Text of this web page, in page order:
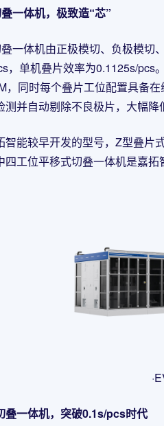
一体机，极致造“芯”
一体机由正极模切、负极模切
，单机叠片效率为0.1125s/pcs
，同时每个叠片工位配置具备
测并自动剔除不良极片，大幅降
智能较早开发的型号，Z型叠片
四工位平移式切叠一体机是嘉拓
叠一体机，突破0.1s/pcs时代